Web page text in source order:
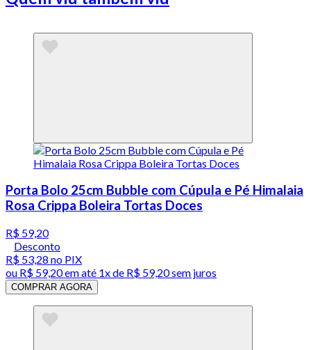
Porta Bolo 25cm Bubble com Cúpula e Pé Himalaia
Rosa Crippa Boleira Tortas Doces
R$ 59,20
Desconto
R$ 53,28 no PIX
ou R$ 59,20em até 1x de R$ 59,20sem juros
COMPRAR AGORA